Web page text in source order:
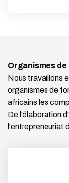
Organismes
Nous travaillons
organismes de
africains les
De l'élaboration
l'entrepreneuriat